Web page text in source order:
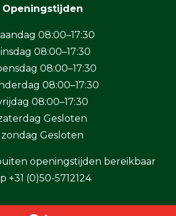
Openingstijden
08:00–17:30
08:00–17:30
08:00–17:30
08:00–17:30
08:00–17:30
Gesloten
zondag Gesloten
openingstijden bereikbaar
+31 (0)50-5712124